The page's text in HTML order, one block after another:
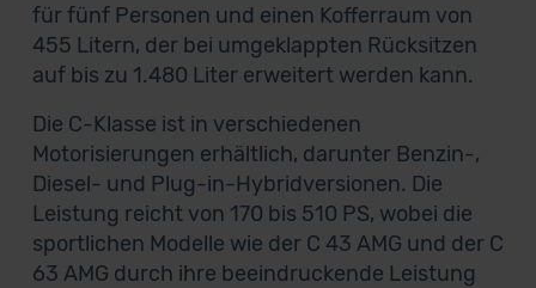
für fünf Personen und einen Kofferraum von
455 Litern, der bei umgeklappten Rücksitzen
auf bis zu 1.480 Liter erweitert werden kann.
Die C-Klasse ist in verschiedenen
Motorisierungen erhältlich, darunter Benzin-,
Diesel- und Plug-in-Hybridversionen. Die
Leistung reicht von 170 bis 510 PS, wobei die
sportlichen Modelle wie der C 43 AMG und der C
63 AMG durch ihre beeindruckende Leistung